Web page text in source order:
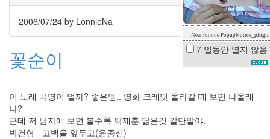
NearFondue PopupNotice_plugin
7 일동안 열지 않음
2006/07/24 by LonnieNa
꽃순이
이 노래 곡명이 멀까? 좋은뎅.. 영화 크레딧 올라갈 때 보면 나올래
나?
근데 저 남자애 보면 볼수록 탁재훈 닮은것 같단말야.
박건형 - 고백을 앞두고(윤종신)
Cloud
눈
의
왕
다
타